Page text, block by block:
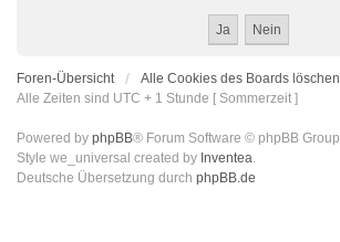
Foren-Übersicht
Alle Cookies des Boards löschen
Alle Zeiten sind UTC + 1 Stunde [ Sommerzeit ]
Powered by phpBB® Forum Software © phpBB Group
Style we_universal created by Inventea.
Deutsche Übersetzung durch phpBB.de